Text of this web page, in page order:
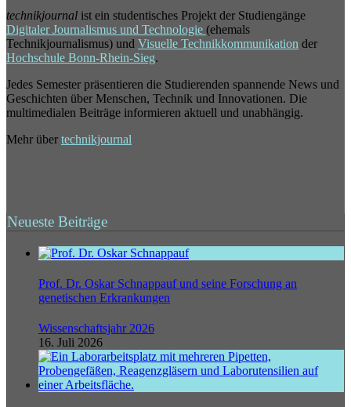
technikjournal ist ein studentisches Projekt der Studiengänge
Digitaler Journalismus und Technologie (ehemals
Technikjournalismus) und Visuelle Technikkommunikation der
Hochschule Bonn-Rhein-Sieg.
Jedes Semester präsentieren die Studierenden spannende News und
Geschichten über Menschen, Technik und Innovationen. Die
multimedialen Beiträge informieren aktuell und unabhängig.
Mehr über technikjournal
Neueste Beiträge
Prof. Dr. Oskar Schnappauf und seine Forschung an
genetischen Erkrankungen
Wissenschaftsjahr 2026
16. Juli 2026